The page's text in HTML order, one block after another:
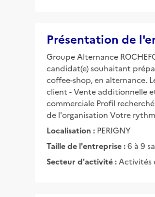
Présentation de
Groupe Alternance
candidat(e) souhaitant
coffee-shop, en alternance.
client - Vente additionnelle
commerciale Profil
de l'organisation Votre
Localisation : PERIGNY
Taille de l'entreprise :6 à 9
Secteur d'activité : Activités